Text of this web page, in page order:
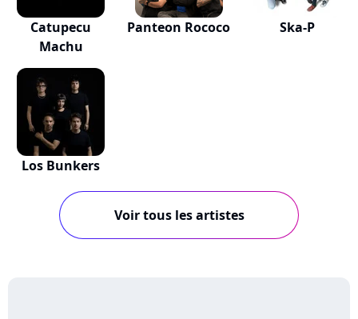
Catupecu
Machu
Panteon Rococo Ska-P
Los Bunkers
Voir tous les artistes